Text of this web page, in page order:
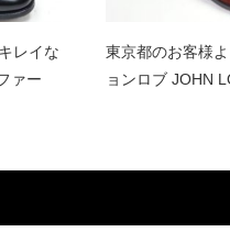
レイな
ァー
東京都のお客様
ョンロブ JOHN